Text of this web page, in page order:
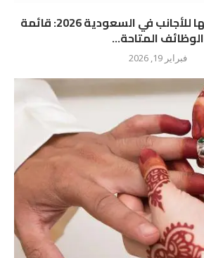
المهن المسموح بها للأجانب في السعودية 2026: قائمة
الوظائف المتاحة...
فبراير 19, 2026